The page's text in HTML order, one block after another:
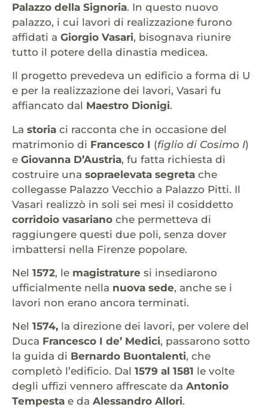
Palazzo della Signoria. In questo nuovo
palazzo, i cui lavori di realizzazione furono
affidati a Giorgio Vasari, bisognava riunire
tutto il potere della dinastia medicea.
Il progetto prevedeva un edificio a forma di U
e per la realizzazione dei lavori, Vasari fu
affiancato dal Maestro Dionigi.
La storia ci racconta che in occasione del
matrimonio di Francesco I (figlio di Cosimo I)
e Giovanna D’Austria, fu fatta richiesta di
costruire una sopraelevata segreta che
collegasse Palazzo Vecchio a Palazzo Pitti. Il
Vasari realizzò in soli sei mesi il cosiddetto
corridoio vasariano che permetteva di
raggiungere questi due poli, senza dover
imbattersi nella Firenze popolare.
Nel 1572, le magistrature si insediarono
ufficialmente nella nuova sede, anche se i
lavori non erano ancora terminati.
Nel 1574, la direzione dei lavori, per volere del
Duca Francesco I de’ Medici, passarono sotto
la guida di Bernardo Buontalenti, che
completò l’edificio. Dal 1579 al 1581 le volte
degli uffizi vennero affrescate da Antonio
Tempesta e da Alessandro Allori.